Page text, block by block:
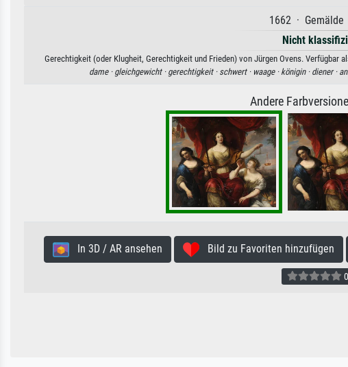
1662 · Gemälde
Nicht
Gerechtigkeit (oder Klugheit, Gerechtigkeit und Frieden) von Jürgen Ovens. Verfügbar
dame · gleichgewicht · gerechtigkeit · schwert · waage · königin · diener ·
Andere
In 3D / AR ansehen Bild zu Favoriten hinzufügen